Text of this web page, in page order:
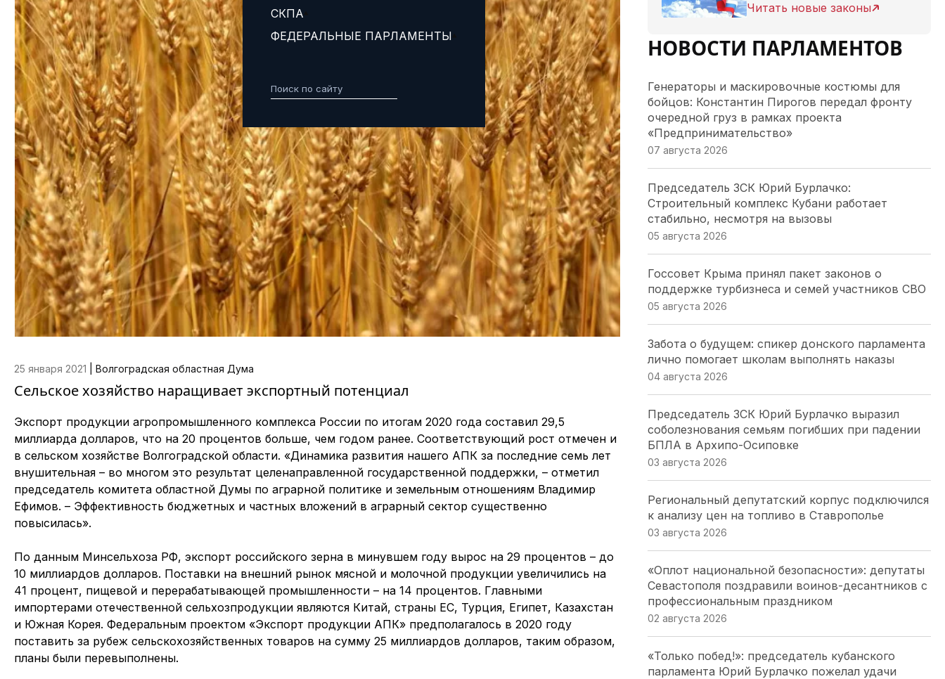
СКПА
ФЕДЕРАЛЬНЫЕ ПАРЛАМЕНТЫ
25 января 2021 Волгоградская областная Дума
Сельское хозяйство наращивает экспортный потенциал
Экспорт продукции агропромышленного комплекса России по итогам 2020 года составил 29,5
миллиарда долларов, что на 20 процентов больше, чем годом ранее. Соответствующий рост отмечен и
в сельском хозяйстве Волгоградской области. «Динамика развития нашего АПК за последние семь лет
внушительная – во многом это результат целенаправленной государственной поддержки, – отметил
председатель комитета областной Думы по аграрной политике и земельным отношениям Владимир
Ефимов. – Эффективность бюджетных и частных вложений в аграрный сектор существенно
повысилась».
По данным Минсельхоза РФ, экспорт российского зерна в минувшем году вырос на 29 процентов – до
10 миллиардов долларов. Поставки на внешний рынок мясной и молочной продукции увеличились на
41 процент, пищевой и перерабатывающей промышленности – на 14 процентов. Главными
импортерами отечественной сельхозпродукции являются Китай, страны ЕС, Турция, Египет, Казахстан
и Южная Корея. Федеральным проектом «Экспорт продукции АПК» предполагалось в 2020 году
поставить за рубеж сельскохозяйственных товаров на сумму 25 миллиардов долларов, таким образом,
планы были перевыполнены.
Читать новые законы
НОВОСТИ ПАРЛАМЕНТОВ
Генераторы и маскировочные костюмы для
бойцов: Константин Пирогов передал фронту
очередной груз в рамках проекта
«Предпринимательство»
07 августа 2026
Председатель ЗСК Юрий Бурлачко:
Строительный комплекс Кубани работает
стабильно, несмотря на вызовы
05 августа 2026
Госсовет Крыма принял пакет законов о
поддержке турбизнеса и семей участников СВО
05 августа 2026
Забота о будущем: спикер донского парламента
лично помогает школам выполнять наказы
04 августа 2026
Председатель ЗСК Юрий Бурлачко выразил
соболезнования семьям погибших при падении
БПЛА в Архипо-Осиповке
03 августа 2026
Региональный депутатский корпус подключился
к анализу цен на топливо в Ставрополье
03 августа 2026
«Оплот национальной безопасности»: депутаты
Севастополя поздравили воинов-десантников с
профессиональным праздником
02 августа 2026
«Только побед!»: председатель кубанского
парламента Юрий Бурлачко пожелал удачи